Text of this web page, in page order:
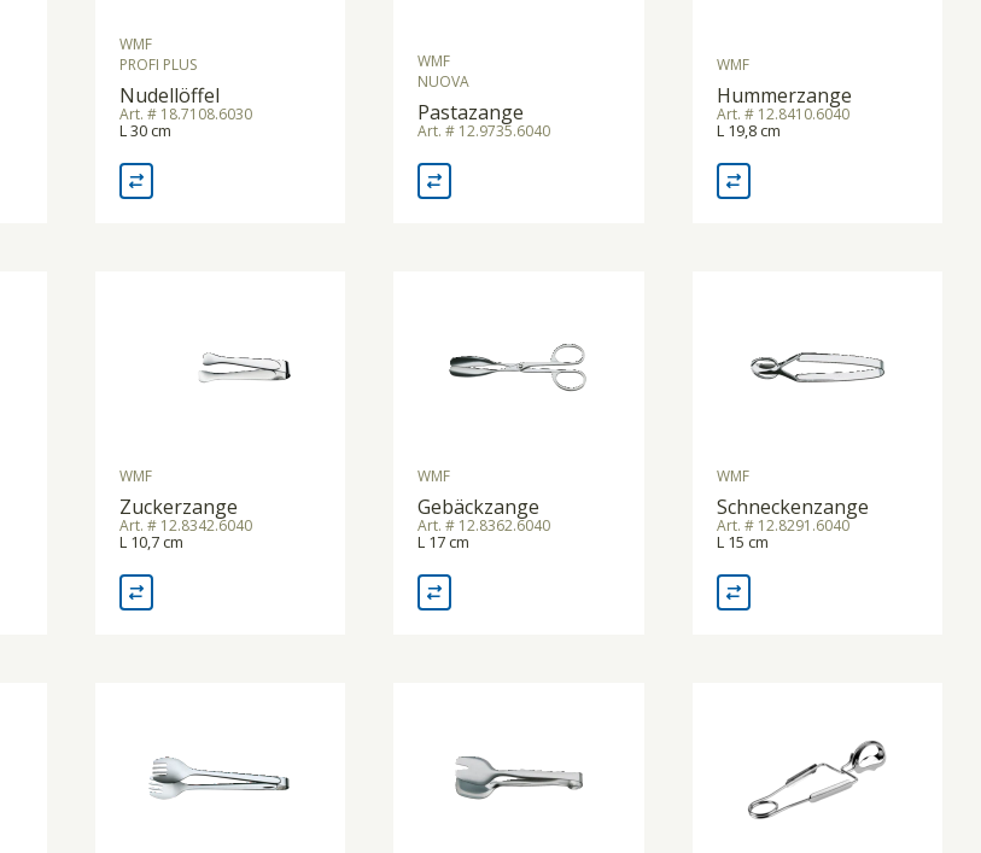
WMF
PROFI PLUS
Nudellöffel
Art. # 18.7108.6030
L 30 cm
WMF
NUOVA
Pastazange
Art. # 12.9735.6040
WMF
Hummerzange
Art. # 12.8410.6040
L 19,8 cm
WMF
Zuckerzange
Art. # 12.8342.6040
L 10,7 cm
WMF
Gebäckzange
Art. # 12.8362.6040
L 17 cm
WMF
Schneckenzange
Art. # 12.8291.6040
L 15 cm